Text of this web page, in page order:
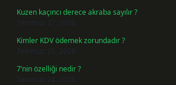
Kuzen kaçıncı derece akraba sayılır ?
Temmuz 27, 2026
Kimler KDV ödemek zorundadır ?
Temmuz 25, 2026
7’nin özelliği nedir ?
Temmuz 24, 2026